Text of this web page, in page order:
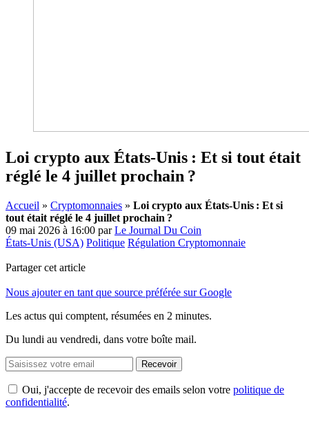
Loi crypto aux États-Unis : Et si tout était
réglé le 4 juillet prochain ?
Accueil » Cryptomonnaies » Loi crypto aux États-Unis : Et si
tout était réglé le 4 juillet prochain ?
09 mai 2026 à 16:00 parLe Journal Du Coin
États-Unis (USA) Politique Régulation Cryptomonnaie
Partager cet article
Nous ajouter en tant que source préférée sur Google
Les actus qui comptent, résumées en 2 minutes.
Du lundi au vendredi, dans votre boîte mail.
Recevoir
Oui, j'accepte de recevoir des emails selon votre politique de
confidentialité.